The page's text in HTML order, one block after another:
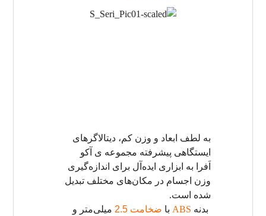
به لطف ابعاد و وزن کم، دیتالاگرهای
ایستگاهی پیشرفته مجموعه ی آکو
اَفرا به ابزاری ایده‌آل برای اندازه‌گیری
وزن اجسام در مکان‌های مختلف تبدیل
شده است.
بدنه ABS با ضخامت 2.5
میلی‌متر و